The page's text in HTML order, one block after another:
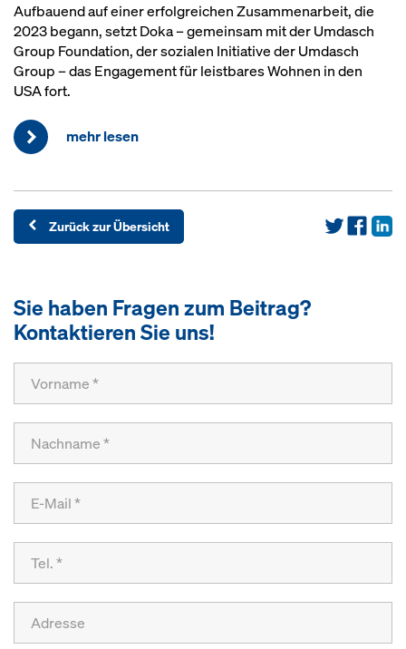
Aufbauend auf einer erfolgreichen Zusammenarbeit, die
2023 begann, setzt Doka – gemeinsam mit der Umdasch
Group Foundation, der sozialen Initiative der Umdasch
Group – das Engagement für leistbares Wohnen in den
USA fort.
mehr lesen
Zurück zur Übersicht
Sie haben Fragen zum Beitrag?
Kontaktieren Sie uns!